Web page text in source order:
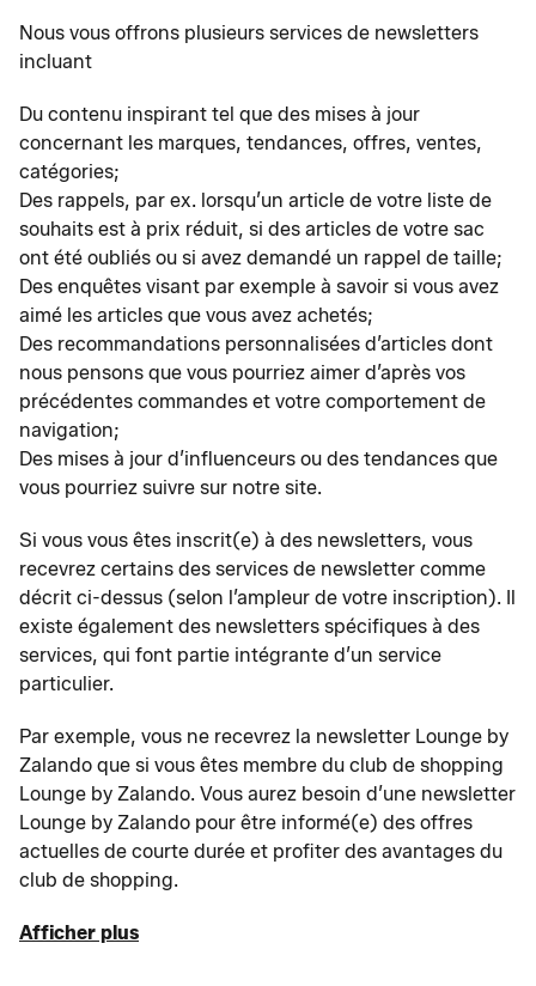
Nous vous offrons plusieurs services de newsletters
incluant
Du contenu inspirant tel que des mises à jour
concernant les marques, tendances, offres, ventes,
catégories;
Des rappels, par ex. lorsqu’un article de votre liste de
souhaits est à prix réduit, si des articles de votre sac
ont été oubliés ou si avez demandé un rappel de taille;
Des enquêtes visant par exemple à savoir si vous avez
aimé les articles que vous avez achetés;
Des recommandations personnalisées d’articles dont
nous pensons que vous pourriez aimer d’après vos
précédentes commandes et votre comportement de
navigation;
Des mises à jour d’influenceurs ou des tendances que
vous pourriez suivre sur notre site.
Si vous vous êtes inscrit(e) à des newsletters, vous
recevrez certains des services de newsletter comme
décrit ci-dessus (selon l’ampleur de votre inscription). Il
existe également des newsletters spécifiques à des
services, qui font partie intégrante d’un service
particulier.
Par exemple, vous ne recevrez la newsletter Lounge by
Zalando que si vous êtes membre du club de shopping
Lounge by Zalando. Vous aurez besoin d’une newsletter
Lounge by Zalando pour être informé(e) des offres
actuelles de courte durée et profiter des avantages du
club de shopping.
Afficher plus